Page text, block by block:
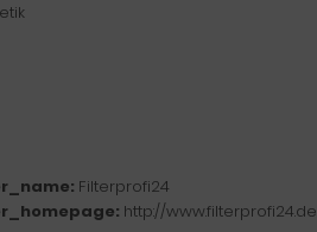
Filterprofi24
http://www.filterprofi24.de